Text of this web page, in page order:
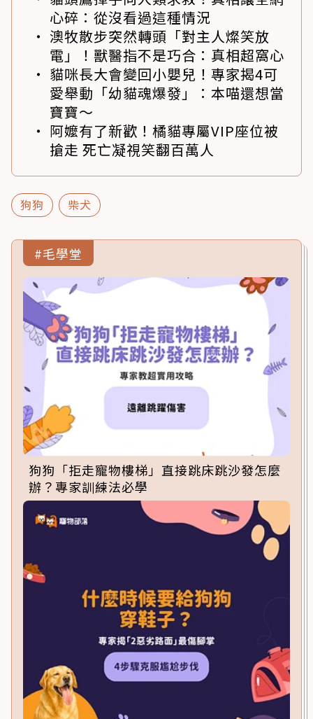
心碎：從沒看過這種情況
澳牧散步突然轉頭「對主人燦笑放
電」！獸醫指不是巧合：真相超窩心
貓咪長大會變回小嬰兒！專家揭4可
愛舉動「幼貓魂爆發」：本喵還想當
寶寶～
阿嬤有了新歡！橘貓專屬VIP座位被
搶走 死亡凝視笑翻百萬人
狗狗 柴犬
#毛學堂
狗狗「拒走寵物樓梯」直接跳床跳沙發怎麼
辦？專家訓練法必學